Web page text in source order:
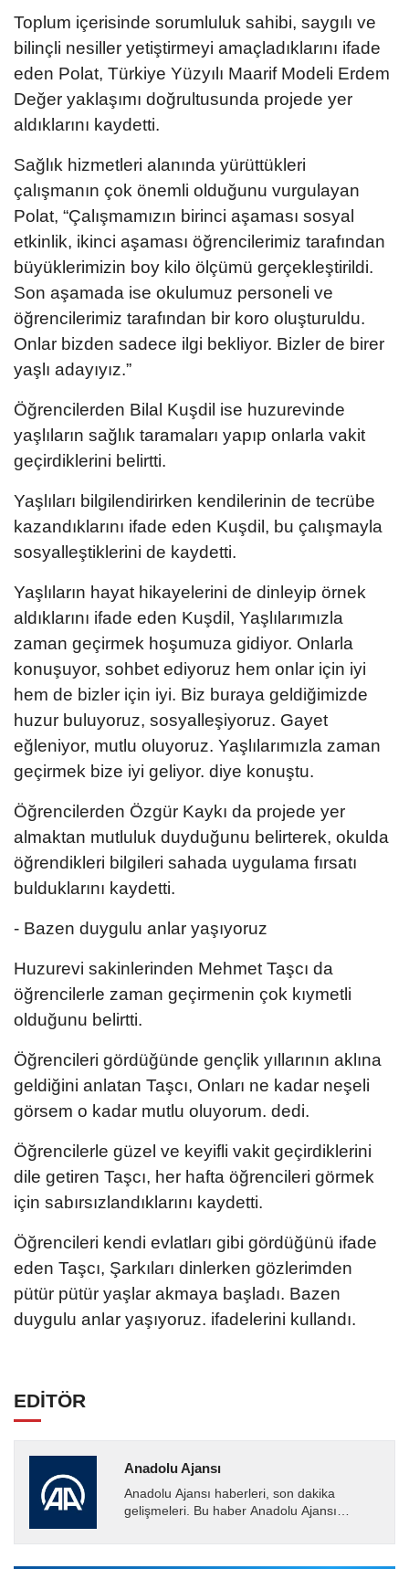
Toplum içerisinde sorumluluk sahibi, saygılı ve
bilinçli nesiller yetiştirmeyi amaçladıklarını ifade
eden Polat, Türkiye Yüzyılı Maarif Modeli Erdem
Değer yaklaşımı doğrultusunda projede yer
aldıklarını kaydetti.
Sağlık hizmetleri alanında yürüttükleri
çalışmanın çok önemli olduğunu vurgulayan
Polat, “Çalışmamızın birinci aşaması sosyal
etkinlik, ikinci aşaması öğrencilerimiz tarafından
büyüklerimizin boy kilo ölçümü gerçekleştirildi.
Son aşamada ise okulumuz personeli ve
öğrencilerimiz tarafından bir koro oluşturuldu.
Onlar bizden sadece ilgi bekliyor. Bizler de birer
yaşlı adayıyız.”
Öğrencilerden Bilal Kuşdil ise huzurevinde
yaşlıların sağlık taramaları yapıp onlarla vakit
geçirdiklerini belirtti.
Yaşlıları bilgilendirirken kendilerinin de tecrübe
kazandıklarını ifade eden Kuşdil, bu çalışmayla
sosyalleştiklerini de kaydetti.
Yaşlıların hayat hikayelerini de dinleyip örnek
aldıklarını ifade eden Kuşdil, Yaşlılarımızla
zaman geçirmek hoşumuza gidiyor. Onlarla
konuşuyor, sohbet ediyoruz hem onlar için iyi
hem de bizler için iyi. Biz buraya geldiğimizde
huzur buluyoruz, sosyalleşiyoruz. Gayet
eğleniyor, mutlu oluyoruz. Yaşlılarımızla zaman
geçirmek bize iyi geliyor. diye konuştu.
Öğrencilerden Özgür Kaykı da projede yer
almaktan mutluluk duyduğunu belirterek, okulda
öğrendikleri bilgileri sahada uygulama fırsatı
bulduklarını kaydetti.
- Bazen duygulu anlar yaşıyoruz
Huzurevi sakinlerinden Mehmet Taşcı da
öğrencilerle zaman geçirmenin çok kıymetli
olduğunu belirtti.
Öğrencileri gördüğünde gençlik yıllarının aklına
geldiğini anlatan Taşcı, Onları ne kadar neşeli
görsem o kadar mutlu oluyorum. dedi.
Öğrencilerle güzel ve keyifli vakit geçirdiklerini
dile getiren Taşcı, her hafta öğrencileri görmek
için sabırsızlandıklarını kaydetti.
Öğrencileri kendi evlatları gibi gördüğünü ifade
eden Taşcı, Şarkıları dinlerken gözlerimden
pütür pütür yaşlar akmaya başladı. Bazen
duygulu anlar yaşıyoruz. ifadelerini kullandı.
EDİTÖR
Anadolu Ajansı
Anadolu Ajansı haberleri, son dakika
gelişmeleri. Bu haber Anadolu Ajansı
tarafından geçilen tüm...